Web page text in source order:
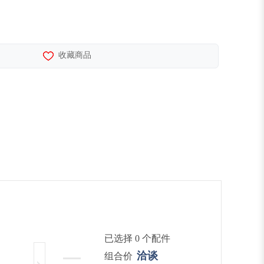
收藏商品
已选择 0 个配件
组合价 洽谈